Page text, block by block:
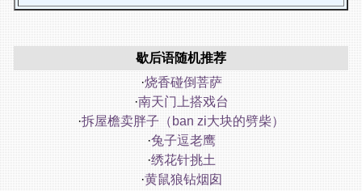
歇后语随机推荐
·烧香碰倒菩萨
·南天门上搭戏台
·拆屋檐卖胖子（ban zi大块的劈柴）
·兔子逗老鹰
·绣花针挑土
·黄鼠狼钻烟囱